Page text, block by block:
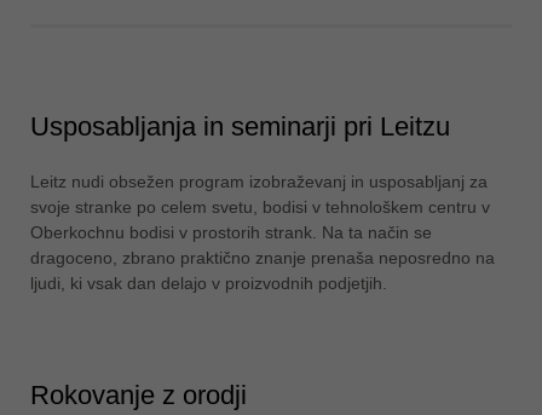
Usposabljanja in seminarji pri Leitzu
Leitz nudi obsežen program izobraževanj in usposabljanj za
svoje stranke po celem svetu, bodisi v tehnološkem centru v
Oberkochnu bodisi v prostorih strank. Na ta način se
dragoceno, zbrano praktično znanje prenaša neposredno na
ljudi, ki vsak dan delajo v proizvodnih podjetjih.
Rokovanje z orodji